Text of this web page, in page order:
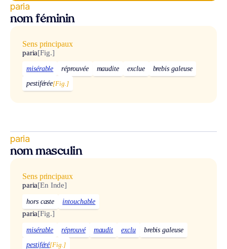
paria
nom féminin
Sens principaux
paria[Fig.]
misérable réprouvée maudite exclue
brebis galeuse
pestiférée[Fig.]
paria
nom masculin
Sens principaux
paria[En Inde]
hors caste intouchable
paria[Fig.]
misérable réprouvé maudit exclu
brebis galeuse
pestiféré[Fig.]